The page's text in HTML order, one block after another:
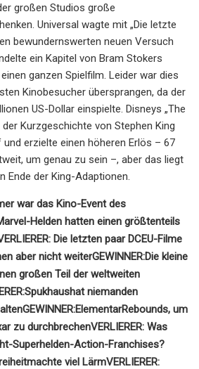
großen Studios große
Universal wagte mit „Die letzte
bewundernswerten neuen Versuch
ein Kapitel von Bram Stokers
ganzen Spielfilm. Leider war dies
Kinobesucher übersprangen, da der
US-Dollar einspielte. Disneys „The
Kurzgeschichte von Stephen King
erzielte einen höheren Erlös – 67
um genau zu sein –, aber das liegt
Ende der King-Adaptionen.
war das Kino-Event des
Helden hatten einen größtenteils
Die letzten paar DCEU-Filme
aber nicht weiterGEWINNER:Die kleine
großen Teil der weltweiten
Spukhaushat niemanden
GEWINNER:ElementarRebounds, um
zu durchbrechenVERLIERER: Was
Superhelden-Action-Franchises?
machte viel LärmVERLIERER: